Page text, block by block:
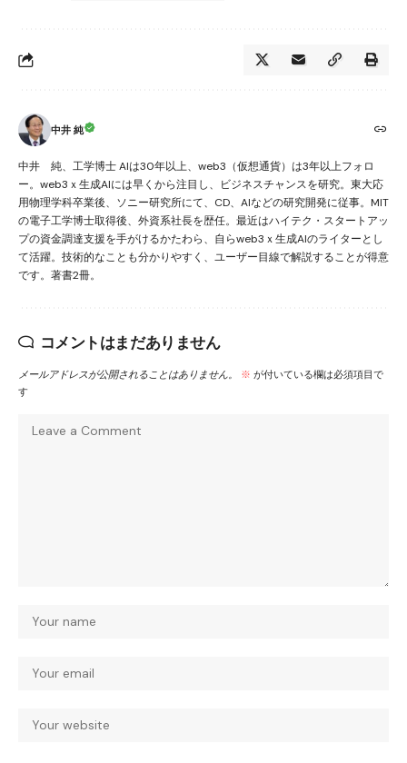
中井 純
中井 純、工学博士 AIは30年以上、web3（仮想通貨）は3年以上フォロ
ー。web3ｘ生成AIには早くから注目し、ビジネスチャンスを研究。東大応
用物理学科卒業後、ソニー研究所にて、CD、AIなどの研究開発に従事。MIT
の電子工学博士取得後、外資系社長を歴任。最近はハイテク・スタートアッ
プの資金調達支援を手がけるかたわら、自らweb3ｘ生成AIのライターとし
て活躍。技術的なことも分かりやすく、ユーザー目線で解説することが得意
です。著書2冊。
コメントはまだありません
メールアドレスが公開されることはありません。 ※ が付いている欄は必須項目で
す